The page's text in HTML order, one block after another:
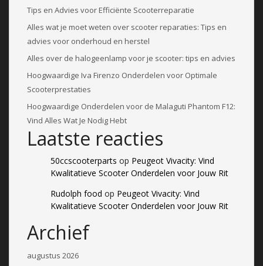
Tips en Advies voor Efficiënte Scooterreparatie
Alles wat je moet weten over scooter reparaties: Tips en
advies voor onderhoud en herstel
Alles over de halogeenlamp voor je scooter: tips en advies
Hoogwaardige Iva Firenzo Onderdelen voor Optimale
Scooterprestaties
Hoogwaardige Onderdelen voor de Malaguti Phantom F12:
Vind Alles Wat Je Nodig Hebt
Laatste reacties
50ccscooterparts op Peugeot Vivacity: Vind
Kwalitatieve Scooter Onderdelen voor Jouw Rit
Rudolph food op Peugeot Vivacity: Vind
Kwalitatieve Scooter Onderdelen voor Jouw Rit
Archief
augustus 2026